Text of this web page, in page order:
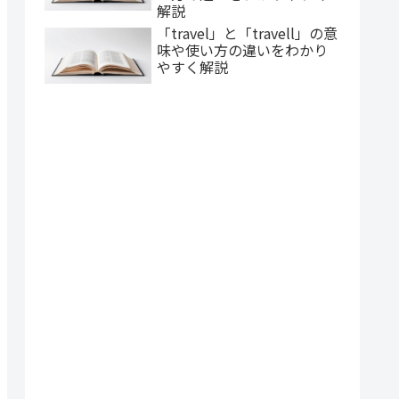
解説
「travel」と「travell」の意
味や使い方の違いをわかり
やすく解説